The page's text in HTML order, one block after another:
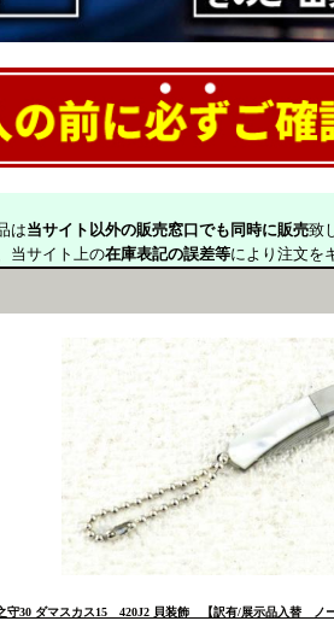
は当サイト以外の販売窓口でも同時に販売致
当サイト上の在庫表記の誤差等により注文を
守30 ダマスカス15 420J2 貝装飾 【訳有/展示品入替 ノー